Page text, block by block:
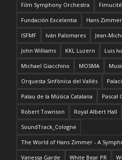
Film Symphony Orchestra Fimucité
Fundación Excelentia Hans Zimmer
ISFMF Iván Palomares Jean-
John Williams KKL Luzern Luis
Michael Giacchino MOSMA
Orquesta Sinfónica del Vallés
Palau de la Música Catalana Pascal
Robert Townson Royal Albert Hall
SoundTrack_Cologne
The World of Hans Zimmer - A
Vanessa Garde White Bear PR